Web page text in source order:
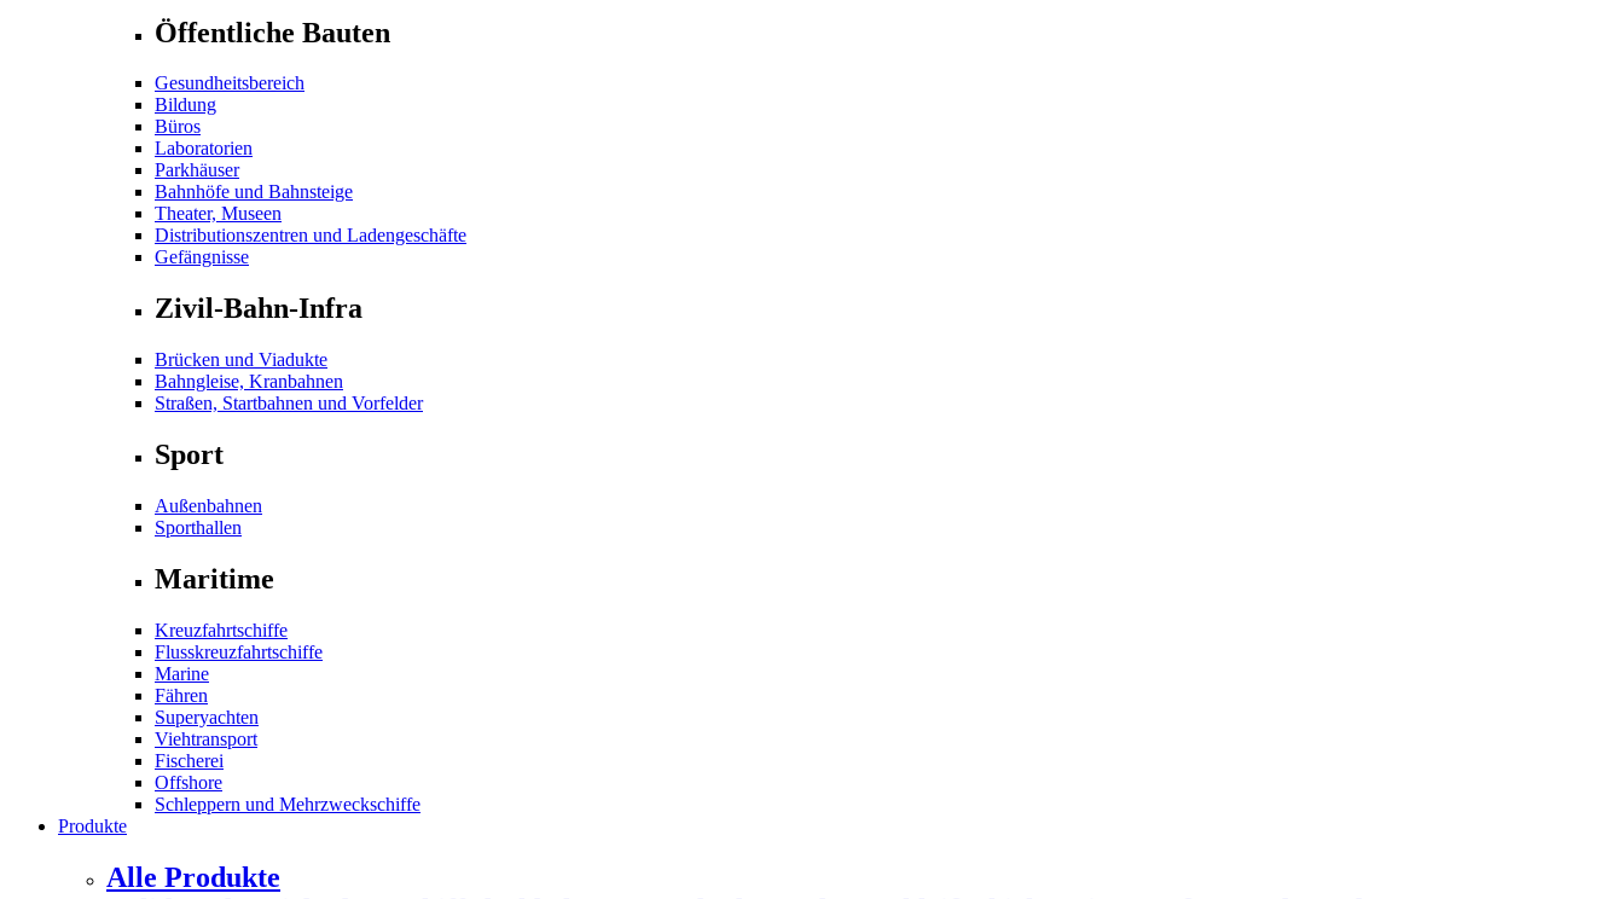
Öffentliche Bauten
Gesundheitsbereich
Bildung
Büros
Laboratorien
Parkhäuser
Bahnhöfe und Bahnsteige
Theater, Museen
Distributionszentren und Ladengeschäfte
Gefängnisse
Zivil-Bahn-Infra
Brücken und Viadukte
Bahngleise, Kranbahnen
Straßen, Startbahnen und Vorfelder
Sport
Außenbahnen
Sporthallen
Maritime
Kreuzfahrtschiffe
Flusskreuzfahrtschiffe
Marine
Fähren
Superyachten
Viehtransport
Fischerei
Offshore
Schleppern und Mehrzweckschiffe
Produkte
Alle Produkte